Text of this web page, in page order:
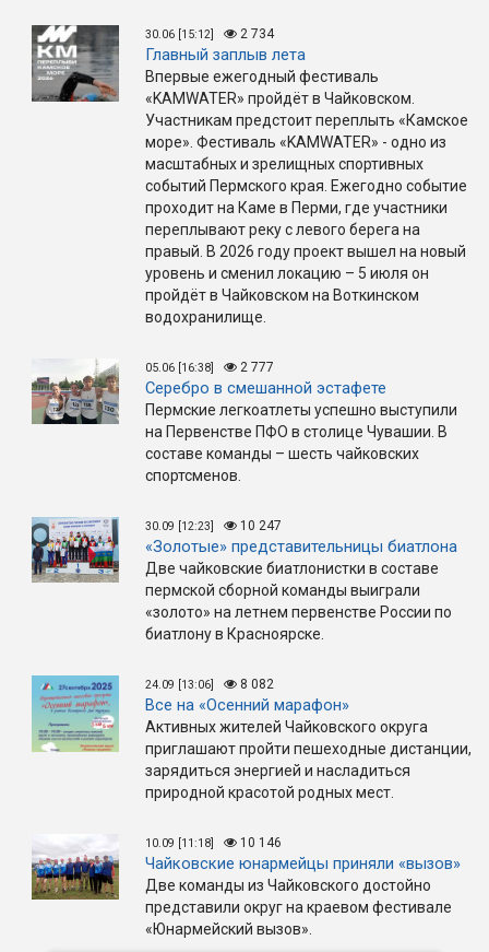
30.06 [15:12] 2 734
Главный заплыв лета
Впервые ежегодный фестиваль
«KAMWATER» пройдёт в Чайковском.
Участникам предстоит переплыть «Камское
море». Фестиваль «KAMWATER» - одно из
масштабных и зрелищных спортивных
событий Пермского края. Ежегодно событие
проходит на Каме в Перми, где участники
переплывают реку с левого берега на
правый. В 2026 году проект вышел на новый
уровень и сменил локацию – 5 июля он
пройдёт в Чайковском на Воткинском
водохранилище.
05.06 [16:38] 2 777
Серебро в смешанной эстафете
Пермские легкоатлеты успешно выступили
на Первенстве ПФО в столице Чувашии. В
составе команды – шесть чайковских
спортсменов.
30.09 [12:23] 10 247
«Золотые» представительницы биатлона
Две чайковские биатлонистки в составе
пермской сборной команды выиграли
«золото» на летнем первенстве России по
биатлону в Красноярске.
24.09 [13:06] 8 082
Все на «Осенний марафон»
Активных жителей Чайковского округа
приглашают пройти пешеходные дистанции,
зарядиться энергией и насладиться
природной красотой родных мест.
10.09 [11:18] 10 146
Чайковские юнармейцы приняли «вызов»
Две команды из Чайковского достойно
представили округ на краевом фестивале
«Юнармейский вызов».